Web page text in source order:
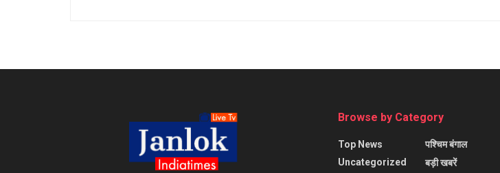
Browse by Category
Top News
Uncategorized
पश्चिम बंगाल
बड़ी खबरें